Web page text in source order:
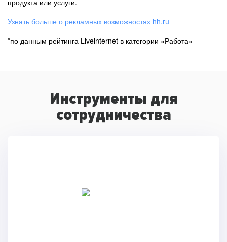
продукта или услуги.
Узнать больше о рекламных возможностях hh.ru
*по данным рейтинга Liveinternet в категории «Работа»
Инструменты для
сотрудничества